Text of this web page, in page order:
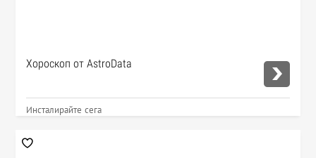
Хороскоп от AstroData
Инсталирайте сега